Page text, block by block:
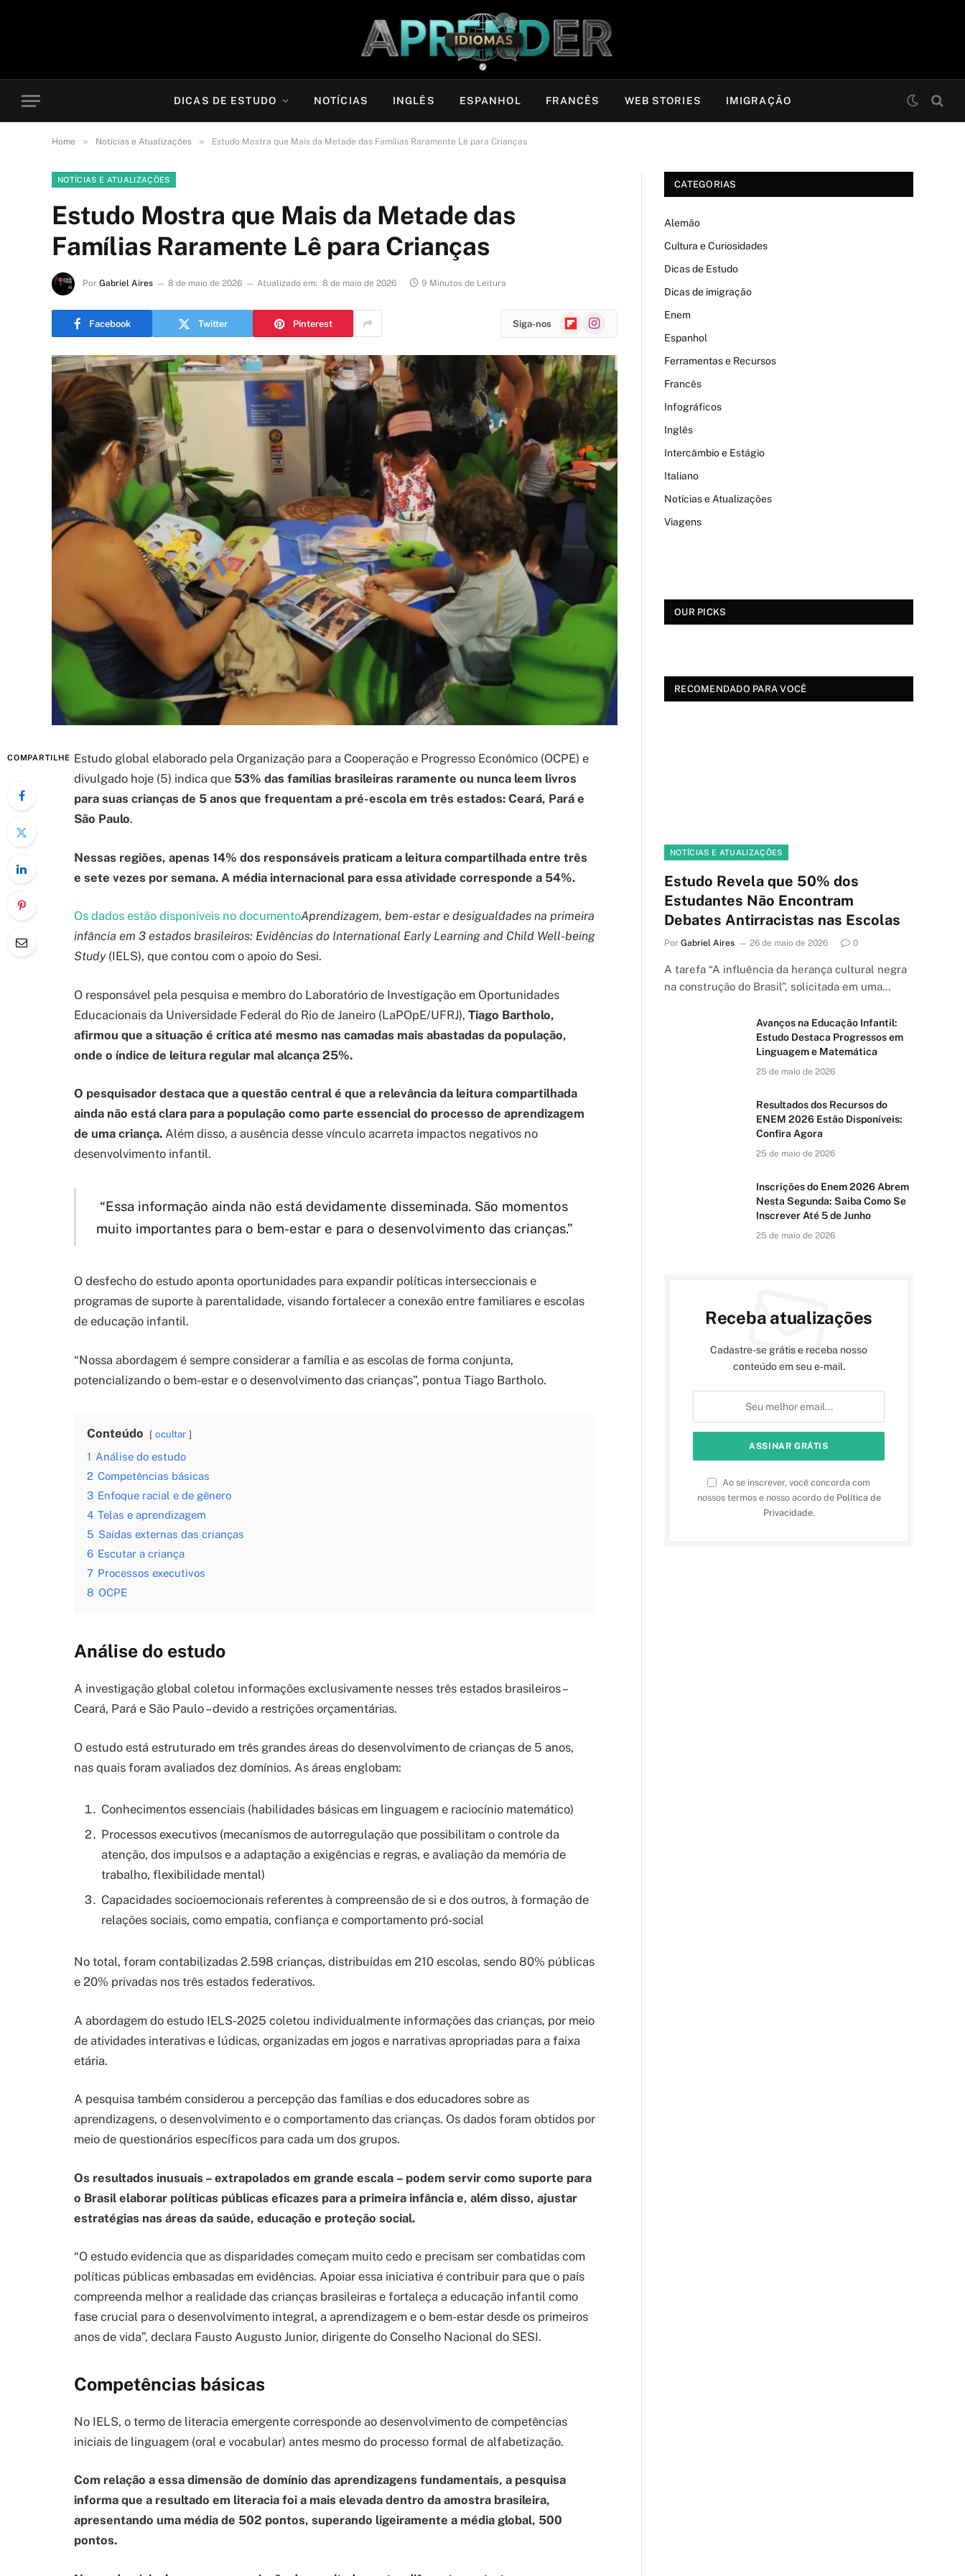
DICAS DE ESTUDO NOTÍCIAS INGLÊS ESPANHOL FRANCÊS WEB STORIES IMIGRAÇÃO
Home » Notícias e Atualizações » Estudo Mostra que Mais da Metade das Famílias Raramente Lê para Crianças
NOTÍCIAS E ATUALIZAÇÕES
Estudo Mostra que Mais da Metade das
Famílias Raramente Lê para Crianças
Por Gabriel Aires 8 de maio de 2026 Atualizado em: 8 de maio de 2026 9 Minutos de Leitura
Facebook Twitter Pinterest Siga-nos FlipboardInstagram
COMPARTILHE Estudo global elaborado pela Organização para a Cooperação e Progresso Econômico (OCPE) e
divulgado hoje (5) indica que 53% das famílias brasileiras raramente ou nunca leem livros
para suas crianças de 5 anos que frequentam a pré-escola em três estados: Ceará, Pará e
São Paulo.
Nessas regiões, apenas 14% dos responsáveis praticam a leitura compartilhada entre três
e sete vezes por semana. A média internacional para essa atividade corresponde a 54%.
Os dados estão disponíveis no documentoAprendizagem, bem-estar e desigualdades na primeira
infância em 3 estados brasileiros: Evidências do International Early Learning and Child Well-being
Study (IELS), que contou com o apoio do Sesi.
O responsável pela pesquisa e membro do Laboratório de Investigação em Oportunidades
Educacionais da Universidade Federal do Rio de Janeiro (LaPOpE/UFRJ), Tiago Bartholo,
afirmou que a situação é crítica até mesmo nas camadas mais abastadas da população,
onde o índice de leitura regular mal alcança 25%.
O pesquisador destaca que a questão central é que a relevância da leitura compartilhada
ainda não está clara para a população como parte essencial do processo de aprendizagem
de uma criança. Além disso, a ausência desse vínculo acarreta impactos negativos no
desenvolvimento infantil.
“Essa informação ainda não está devidamente disseminada. São momentos
muito importantes para o bem-estar e para o desenvolvimento das crianças.”
O desfecho do estudo aponta oportunidades para expandir políticas interseccionais e
programas de suporte à parentalidade, visando fortalecer a conexão entre familiares e escolas
de educação infantil.
“Nossa abordagem é sempre considerar a família e as escolas de forma conjunta,
potencializando o bem-estar e o desenvolvimento das crianças”, pontua Tiago Bartholo.
Conteúdo ocultar
1 Análise do estudo
2 Competências básicas
3 Enfoque racial e de gênero
4 Telas e aprendizagem
5 Saídas externas das crianças
6 Escutar a criança
7 Processos executivos
8 OCPE
Análise do estudo
A investigação global coletou informações exclusivamente nesses três estados brasileiros –
Ceará, Pará e São Paulo – devido a restrições orçamentárias.
O estudo está estruturado em três grandes áreas do desenvolvimento de crianças de 5 anos,
nas quais foram avaliados dez domínios. As áreas englobam:
Conhecimentos essenciais (habilidades básicas em linguagem e raciocínio matemático)
Processos executivos (mecanismos de autorregulação que possibilitam o controle da
atenção, dos impulsos e a adaptação a exigências e regras, e avaliação da memória de
trabalho, flexibilidade mental)
Capacidades socioemocionais referentes à compreensão de si e dos outros, à formação de
relações sociais, como empatia, confiança e comportamento pró-social
No total, foram contabilizadas 2.598 crianças, distribuídas em 210 escolas, sendo 80% públicas
e 20% privadas nos três estados federativos.
A abordagem do estudo IELS-2025 coletou individualmente informações das crianças, por meio
de atividades interativas e lúdicas, organizadas em jogos e narrativas apropriadas para a faixa
etária.
A pesquisa também considerou a percepção das famílias e dos educadores sobre as
aprendizagens, o desenvolvimento e o comportamento das crianças. Os dados foram obtidos por
meio de questionários específicos para cada um dos grupos.
Os resultados inusuais – extrapolados em grande escala – podem servir como suporte para
o Brasil elaborar políticas públicas eficazes para a primeira infância e, além disso, ajustar
estratégias nas áreas da saúde, educação e proteção social.
“O estudo evidencia que as disparidades começam muito cedo e precisam ser combatidas com
políticas públicas embasadas em evidências. Apoiar essa iniciativa é contribuir para que o país
compreenda melhor a realidade das crianças brasileiras e fortaleça a educação infantil como
fase crucial para o desenvolvimento integral, a aprendizagem e o bem-estar desde os primeiros
anos de vida”, declara Fausto Augusto Junior, dirigente do Conselho Nacional do SESI.
Competências básicas
No IELS, o termo de literacia emergente corresponde ao desenvolvimento de competências
iniciais de linguagem (oral e vocabular) antes mesmo do processo formal de alfabetização.
Com relação a essa dimensão de domínio das aprendizagens fundamentais, a pesquisa
informa que a resultado em literacia foi a mais elevada dentro da amostra brasileira,
apresentando uma média de 502 pontos, superando ligeiramente a média global, 500
pontos.
CATEGORIAS
Alemão
Cultura e Curiosidades
Dicas de Estudo
Dicas de imigração
Enem
Espanhol
Ferramentas e Recursos
Francês
Infográficos
Inglês
Intercâmbio e Estágio
Italiano
Notícias e Atualizações
Viagens
OUR PICKS
RECOMENDADO PARA VOCÊ
NOTÍCIAS E ATUALIZAÇÕES
Estudo Revela que 50% dos
Estudantes Não Encontram
Debates Antirracistas nas Escolas
Por Gabriel Aires 26 de maio de 2026 0
A tarefa “A influência da herança cultural negra
na construção do Brasil”, solicitada em uma…
Avanços na Educação Infantil:
Estudo Destaca Progressos em
Linguagem e Matemática
25 de maio de 2026
Resultados dos Recursos do
ENEM 2026 Estão Disponíveis:
Confira Agora
25 de maio de 2026
Inscrições do Enem 2026 Abrem
Nesta Segunda: Saiba Como Se
Inscrever Até 5 de Junho
25 de maio de 2026
Receba atualizações
Cadastre-se grátis e receba nosso
conteúdo em seu e-mail.
Ao se inscrever, você concorda com
nossos termos e nosso acordo de Política de
Privacidade.